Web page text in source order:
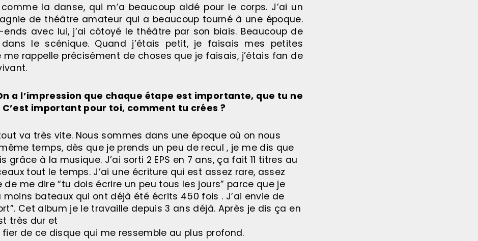
la danse, qui m’a beaucoup aidé pour le corps. J’ai un
de théâtre amateur qui a beaucoup tourné à une époque.
avec lui, j’ai côtoyé le théâtre par son biais. Beaucoup de
le scénique. Quand j’étais petit, je faisais mes petites
rappelle précisément de choses que je faisais, j’étais fan de
a l’impression que chaque étape est importante, que tu ne
C’est important pour toi, comment tu crées ?
va très vite. Nous sommes dans une époque où on nous
temps, dès que je prends un peu de recul , je me dis que
à la musique. J’ai sorti 2 EPS en 7 ans, ça fait 11 titres au
tout le temps. J’ai une écriture qui est assez rare, assez
me dire “tu dois écrire un peu tous les jours” parce que je
bateaux qui ont déjà été écrits 450 fois . J’ai envie de
Cet album je le travaille depuis 3 ans déjà. Après je dis ça en
très dur et
de ce disque qui me ressemble au plus profond.